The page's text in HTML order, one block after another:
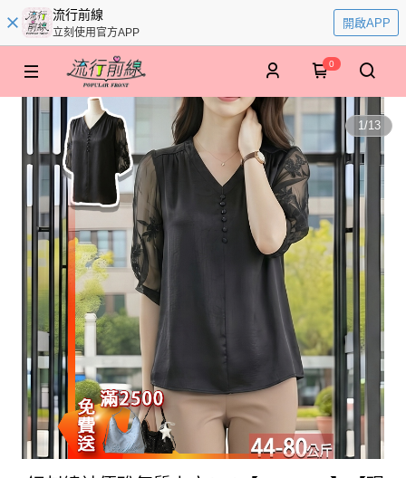
流行前線
立刻使用官方APP
開啟APP
0
1/13